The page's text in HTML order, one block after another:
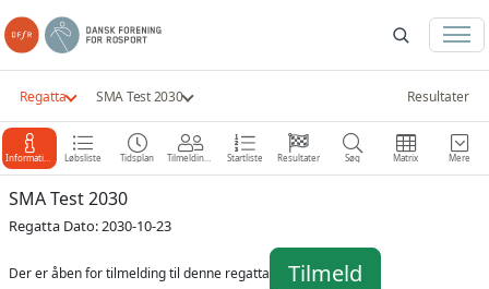
Regatta SMA Test 2030 Resultater
Information Løbsliste Tidsplan Tilmeldinger Startliste Resultater Søg Matrix Mere
SMA Test 2030
Regatta Dato: 2030-10-23
Der er åben for tilmelding til denne regatta Tilmeld